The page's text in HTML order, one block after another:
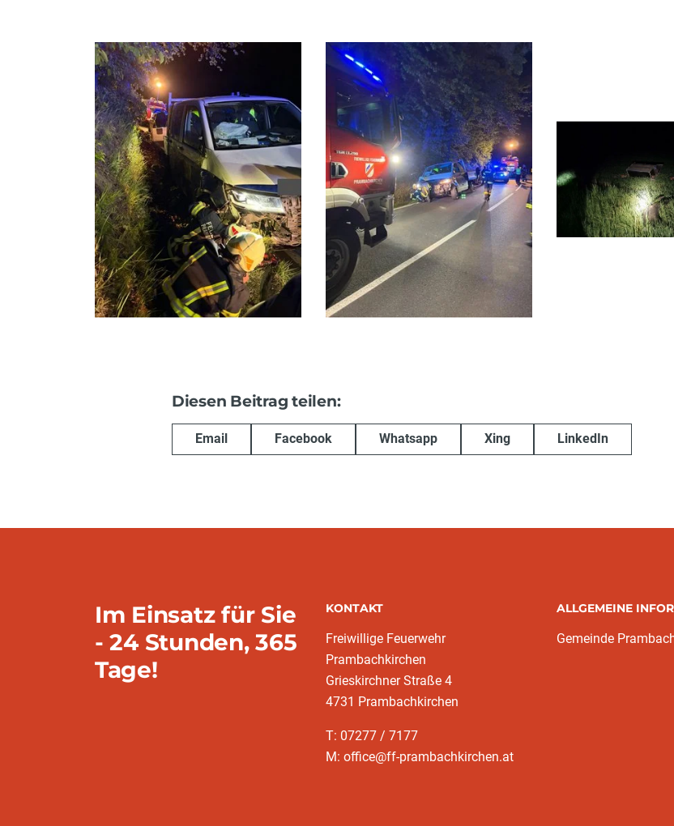
Diesen Beitrag teilen:
Email Facebook Whatsapp Xing LinkedIn
Im Einsatz für Sie
- 24 Stunden, 365
Tage!
KONTAKT
Freiwillige Feuerwehr
Prambachkirchen
Grieskirchner Straße 4
4731 Prambachkirchen
T: 07277 / 7177
M: office@ff-prambachkirchen.at
ALLGEMEINE
Gemeinde